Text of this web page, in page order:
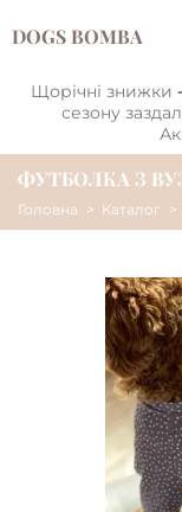
DOGS BOMBA
Щорічні знижки
сезону
ФУТБОЛКА З
Головна Каталог